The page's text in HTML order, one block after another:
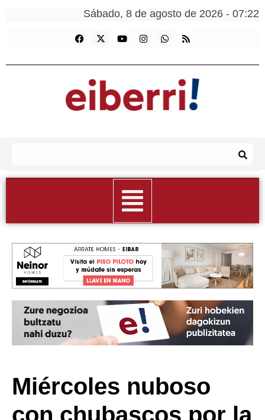
Sábado, 8 de agosto de 2026 - 07:22
Miércoles nuboso
con chubascos por la